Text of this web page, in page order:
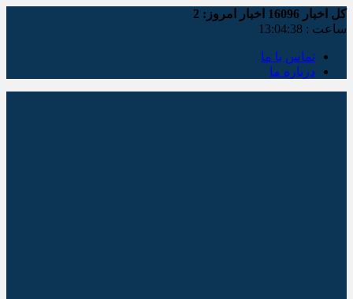
کل اخبار اخبار امروز: 2
ساعت : 13:04:38
تماس با ما
درباره ما